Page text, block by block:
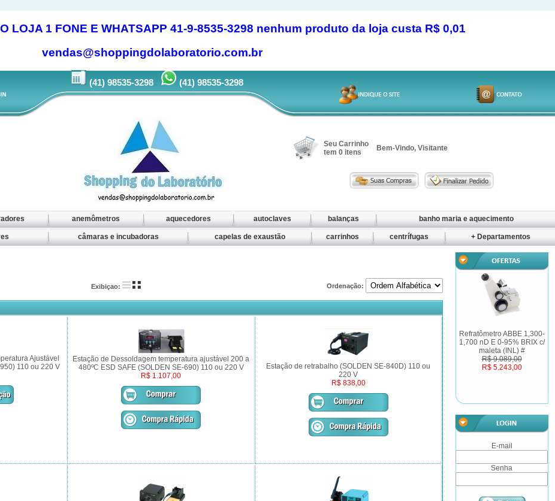
LOJA 1 FONE E WHATSAPP 41-9-8535-3298 nenhum produto da loja custa R$ 0,01
vendas@shoppingdolaboratorio.com.br
(41) 98535-3298 (41) 98535-3298
Seu Carrinho
tem 0 itens Bem-Vindo, Visitante
anemômetros aquecedores autoclaves balanças banho maria e aquecimento
câmaras e incubadoras capelas de exaustão carrinhos centrífugas + Departamentos
Exibiçao: Ordenação:
Ajustável
110 ou 220 V
Estação de Dessoldagem temperatura ajustável 200 a
480ºC ESD SAFE (SOLDEN SE-690) 110 ou 220 V
R$ 1.107,00
Estação de retrabalho (SOLDEN SE-840D) 110 ou
220 V
R$ 838,00
Refratômetro ABBE 1,300-
1,700 nD E 0-95% BRIX c/
maleta (INL) #
R$ 9.089,00
R$ 5.243,00
E-mail
Senha